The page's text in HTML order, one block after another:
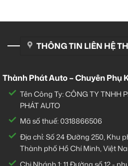
THÔNG TIN LIÊN HỆ
Thành Phát Auto – Chuyên Phụ
Tên Công Ty: CÔNG TY TNHH
PHÁT AUTO
Mã số thuế: 0318866506
Địa chỉ: Số 24 Đường 250, Khu
Thành phố Hồ Chí Minh, Việt